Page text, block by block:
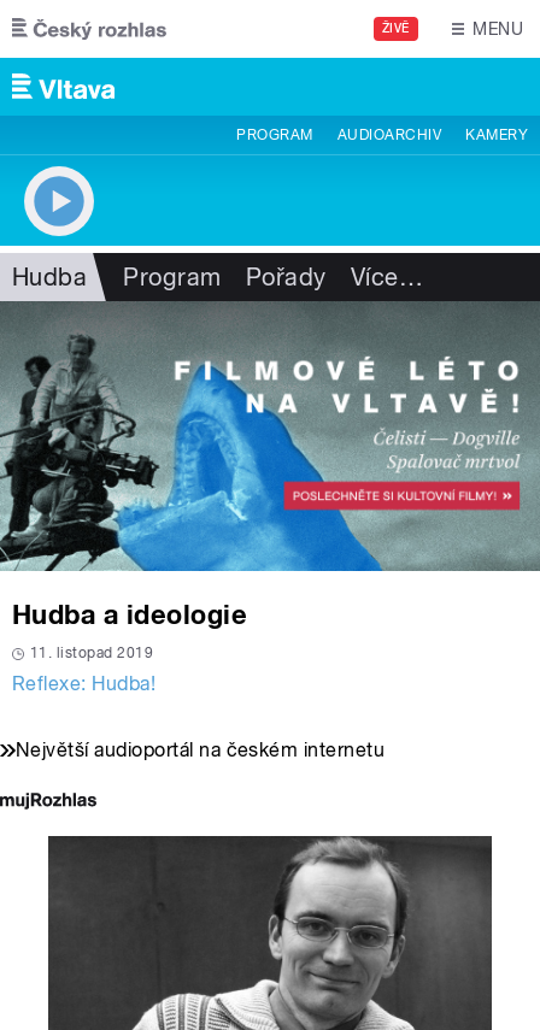
Přejít k hlavnímu obsahu
ŽIVĚ MENU
PROGRAM AUDIOARCHIV KAMERY
Hudba Program Pořady Více…
Hudba a ideologie
11. listopad 2019
Reflexe: Hudba!
Největší audioportál na českém internetu